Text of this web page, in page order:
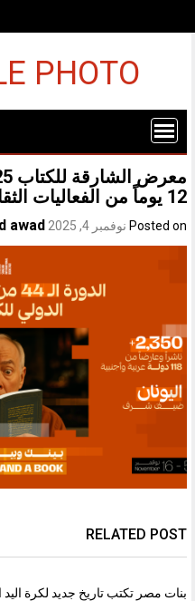
PHOTO
12 يوماً من الفعاليات الثقافة والإبداع والفن
Posted on نوفمبر 4, 2025 awad
RELATED POST
بنات مصر تكتب تاريخ جديد لكرة اليد